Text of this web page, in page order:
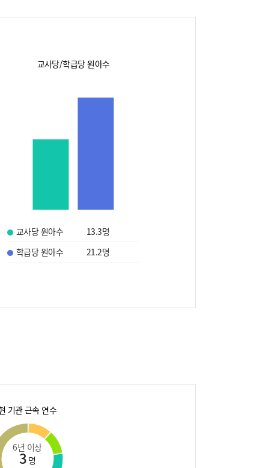
교사당/학급당 원아수
교사당 원아수 13.3명
학급당 원아수
21.2명
기관 근속 연수
6년 이상
3 명